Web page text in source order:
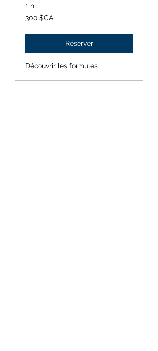
1 h
dollars
300 $CA
Réserver
Découvrir les formules